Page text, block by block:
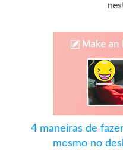
4 maneiras de
mesmo no